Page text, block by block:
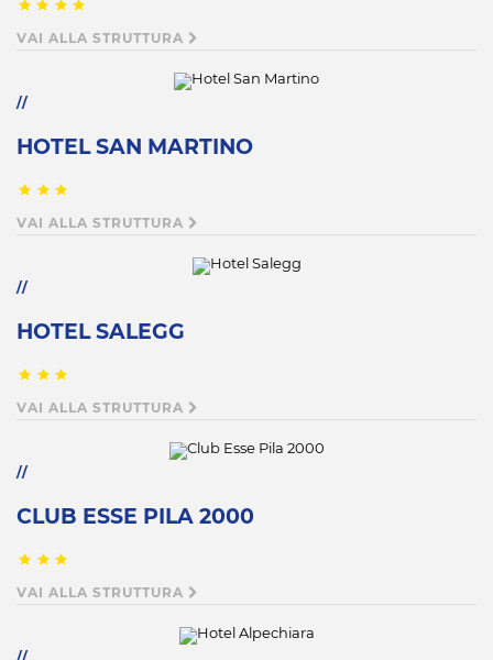
VAI ALLA STRUTTURA
HOTEL SAN MARTINO
VAI ALLA STRUTTURA
HOTEL SALEGG
VAI ALLA STRUTTURA
CLUB ESSE PILA 2000
VAI ALLA STRUTTURA